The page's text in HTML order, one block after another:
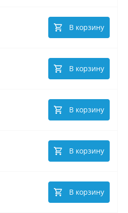
В корзину
В корзину
В корзину
В корзину
В корзину